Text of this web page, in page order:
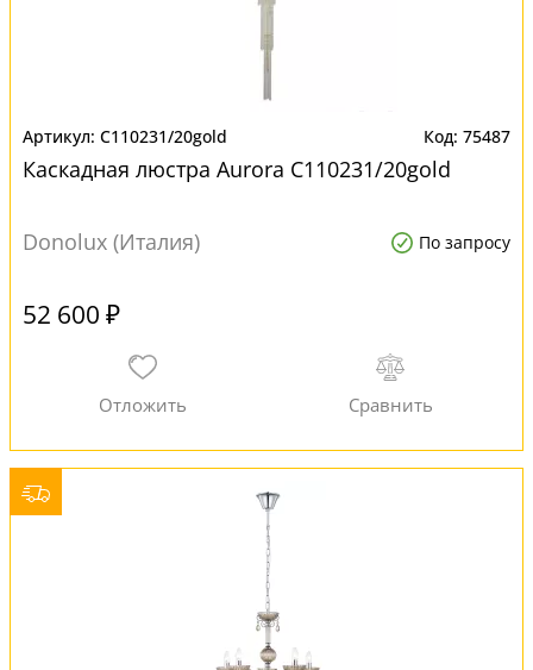
C110231/20gold 75487
Каскадная люстра Aurora C110231/20gold
Donolux (Италия) По запросу
52 600 ₽